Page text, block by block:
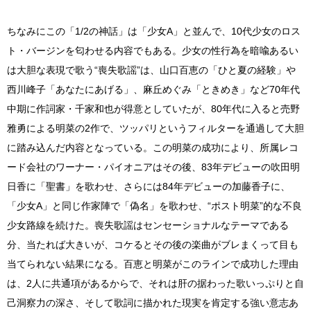
ちなみにこの「1/2の神話」は「少女A」と並んで、10代少女のロス
ト・バージンを匂わせる内容でもある。少女の性行為を暗喩あるい
は大胆な表現で歌う“喪失歌謡”は、山口百恵の「ひと夏の経験」や
西川峰子「あなたにあげる」、麻丘めぐみ「ときめき」など70年代
中期に作詞家・千家和也が得意としていたが、80年代に入ると売野
雅勇による明菜の2作で、ツッパリというフィルターを通過して大胆
に踏み込んだ内容となっている。この明菜の成功により、所属レコ
ード会社のワーナー・パイオニアはその後、83年デビューの吹田明
日香に「聖書」を歌わせ、さらには84年デビューの加藤香子に、
「少女A」と同じ作家陣で「偽名」を歌わせ、“ポスト明菜”的な不良
少女路線を続けた。喪失歌謡はセンセーショナルなテーマである
分、当たれば大きいが、コケるとその後の楽曲がブレまくって目も
当てられない結果になる。百恵と明菜がこのラインで成功した理由
は、2人に共通項があるからで、それは肝の据わった歌いっぷりと自
己洞察力の深さ、そして歌詞に描かれた現実を肯定する強い意志あ